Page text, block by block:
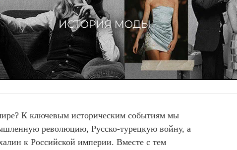
К ключевым историческим событиям мы
революцию, Русско-турецкую войну, а
к Российской империи. Вместе с тем